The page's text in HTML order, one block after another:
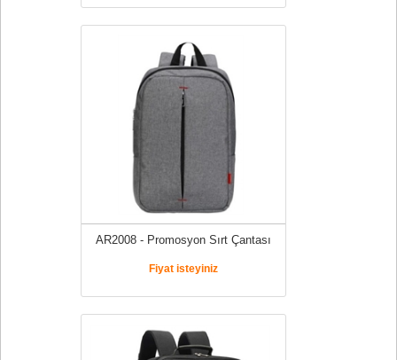
AR2008 - Promosyon Sırt Çantası
Fiyat isteyiniz